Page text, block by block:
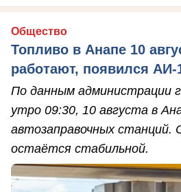
Общество
Топливо в Анапе 10
работают, появился АИ-
По данным администрации
утро 09:30, 10 августа в
автозаправочных станций.
остаётся стабильной.